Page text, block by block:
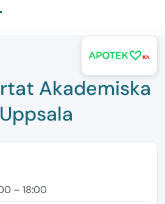
Akademiska
– 18:00